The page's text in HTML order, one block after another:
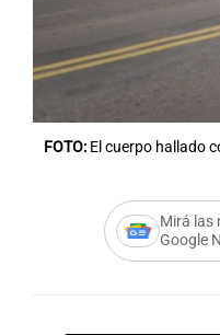
FOTO: El cuerpo hallado
Mirá las
Google